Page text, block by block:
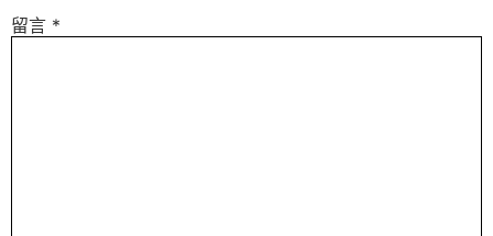
留言 *